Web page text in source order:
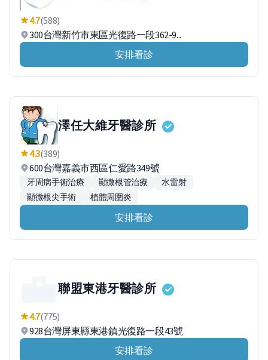
4.7(588)
300台灣新竹市東區光復路一段362-9...
安排看診
澤任大維牙醫診所
4.3(389)
600台灣嘉義市西區仁愛路349號
牙周病手術治療 顯微根管治療
水雷射
顯微根尖手術
植體周圍炎
安排看診
聯盟東港牙醫診所
4.7(775)
928台灣屏東縣東港鎮光復路一段43號
安排看診